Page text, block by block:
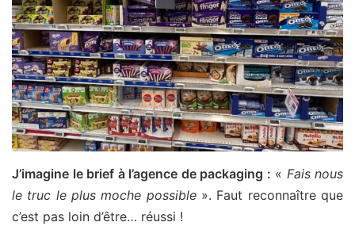
J’imagine le brief à l’agence de packaging : « Fais nous
le truc le plus moche possible». Faut reconnaître que
c’est pas loin d’être… réussi !